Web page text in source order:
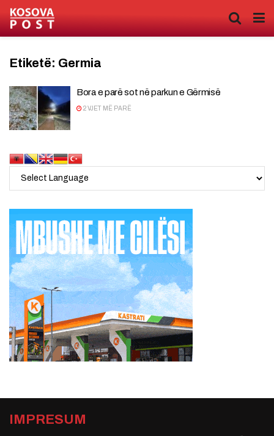
Etiketë: Germia
Bora e parë sot në parkun e Gërmisë
2 VJET MË PARË
IMPRESUM